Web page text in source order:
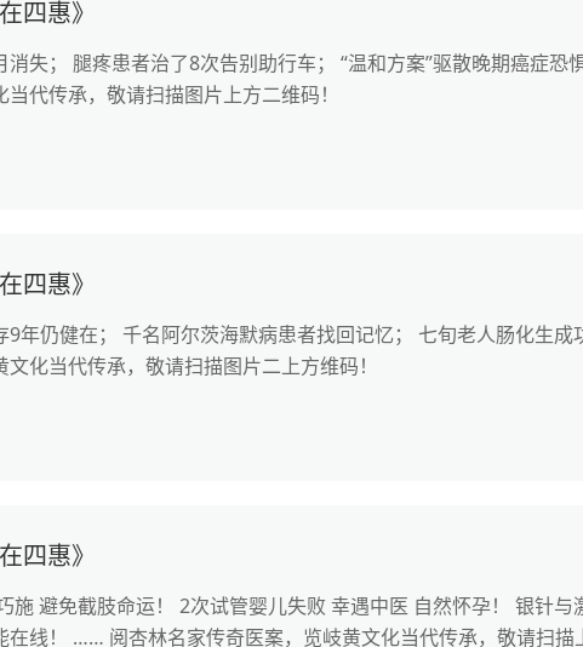
四惠》
消失； 腿疼患者治了8次告别助行车； “温和方案”驱散晚期癌症
代传承，敬请扫描图片上方二维码！
四惠》
9年仍健在； 千名阿尔茨海默病患者找回记忆； 七旬老人肠化生
化当代传承，敬请扫描图片二上方维码！
四惠》
施 避免截肢命运！ 2次试管婴儿失败 幸遇中医 自然怀孕！ 银针与
在线！ …… 阅杏林名家传奇医案，览岐黄文化当代传承，敬请扫描